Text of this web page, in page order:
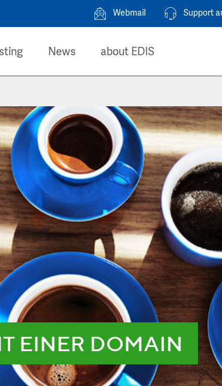
Webmail Support
News about EDIS
EINER DOMAIN